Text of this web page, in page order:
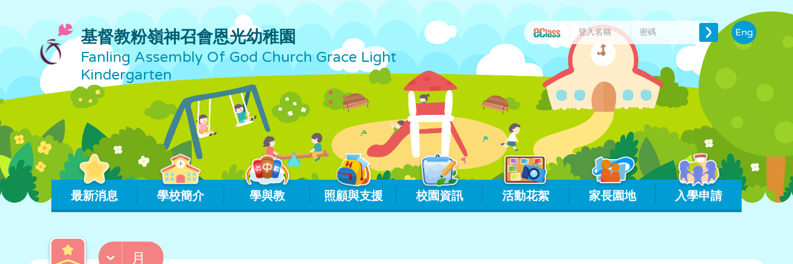
基督教粉嶺神召會恩光幼稚園
Fanling Assembly Of God Church Grace Light
Kindergarten
Eng
最新消息 學校簡介 學與教 照顧與支援 校園資訊 活動花絮 家長園地 入學申請
月